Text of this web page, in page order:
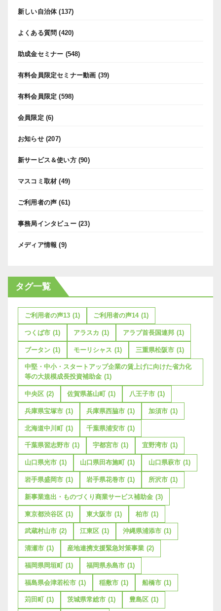
新しい自治体(137)
よくある質問 (420)
助成金セミナー (548)
有料会員限定セミナー動画 (39)
有料会員限定 (598)
会員限定 (6)
お知らせ(207)
新サービス＆使い方(90)
マスコミ取材 (49)
ご利用者の声 (61)
事務局インタビュー(23)
メディア情報 (9)
タグ一覧
ご利用者の声13 (1) ご利用者の声14 (1)
つくば市 (1) アラスカ (1) アラブ首長国連邦 (1)
ブータン (1) モーリシャス (1) 三重県松阪市 (1)
中堅・中小・スタートアップ企業の賃上げに向けた省力化
等の大規模成長投資補助金 (1)
中央区 (2) 佐賀県基山町 (1) 八王子市 (1)
兵庫県宝塚市 (1) 兵庫県西脇市 (1) 加須市 (1)
北海道中川町 (1) 千葉県浦安市 (1)
千葉県習志野市 (1) 宇都宮市 (1) 宜野湾市 (1)
山口県光市 (1) 山口県田布施町 (1) 山口県萩市 (1)
岩手県盛岡市 (1) 岩手県花巻市 (1) 所沢市 (1)
新事業進出・ものづくり商業サービス補助金 (3)
東京都渋谷区 (1) 東大阪市 (1) 柏市 (1)
武蔵村山市 (2) 江東区 (1) 沖縄県浦添市 (1)
清瀬市 (1) 産地連携支援緊急対策事業 (2)
福岡県岡垣町 (1) 福岡県糸島市 (1)
福島県会津若松市 (1) 稲敷市 (1) 船橋市 (1)
苅田町 (1) 茨城県常総市 (1) 豊島区 (1)